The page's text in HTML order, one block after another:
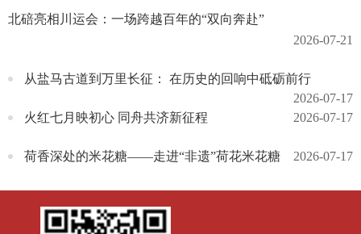
北碚亮相川运会：一场跨越百年的“双向奔赴”
2026-07-21
从盐马古道到万里长征： 在历史的回响中砥砺前行
2026-07-17
火红七月映初心 同舟共济新征程
2026-07-17
荷香深处的米花糖——走进“非遗”荷花米花糖 2026-07-17